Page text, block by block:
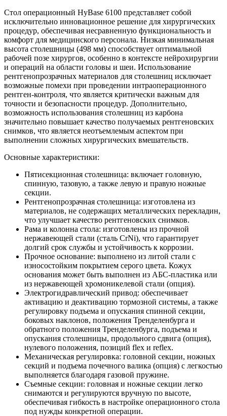
Стол операционный HyBase 6100 представляет собой
исключительно инновационное решение для хирургических
процедур, обеспечивая несравненную функциональность и
комфорт для медицинского персонала. Низкая минимальная
высота столешницы (498 мм) способствует оптимальной
рабочей позе хирургов, особенно в контексте нейрохирургии
и операций на области головы и шеи. Использование
рентгенопрозрачных материалов для столешниц исключает
возможные помехи при проведении интраоперационного
рентген-контроля, что является критически важным для
точности и безопасности процедур. Дополнительно,
возможность использования столешниц из карбона
значительно повышает качество получаемых рентгеновских
снимков, что является неотъемлемым аспектом при
выполнении сложных хирургических вмешательств.
Основные характеристики:
Пятисекционная столешница: включает головную,
спинную, тазовую, а также левую и правую ножные
секции.
Рентгенопрозрачная столешница: изготовлена из
материалов, не содержащих металлических перекладин,
что улучшает качество рентгеновских снимков.
Рама и колонна стола: изготовлены из прочной
нержавеющей стали (сталь CrNi), что гарантирует
долгий срок службы и устойчивость к коррозии.
Прочное основание: выполнено из литой стали с
износостойким покрытием серого цвета. Кожух
основания может быть выполнен из АБС-пластика или
из нержавеющей хромоникелевой стали (опция).
Электрогидравлический привод: обеспечивает
активацию и деактивацию тормозной системы, а также
регулировку подъема и опускания спинной секции,
боковых наклонов, положения Тренделенбурга и
обратного положения Тренделенбурга, подъема и
опускания столешницы, продольного сдвига (опция),
нулевого положения, позиций flex и reflex.
Механическая регулировка: головной секции, ножных
секций и подъема почечного валика (опция) с легкостью
выполняется благодаря газовой пружине.
Съемные секции: головная и ножные секции легко
снимаются и регулируются вручную по высоте,
обеспечивая гибкость в настройке операционного стола
под нужды конкретной операции.